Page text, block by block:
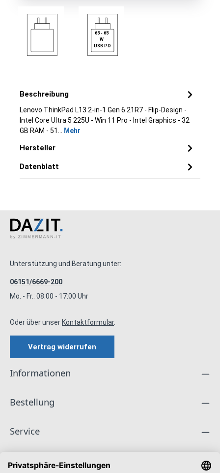
65 - 65
W
USB PD
Beschreibung
Lenovo ThinkPad L13 2-in-1 Gen 6 21R7 - Flip-Design -
Intel Core Ultra 5 225U - Win 11 Pro - Intel Graphics - 32
GB RAM - 51… Mehr
Hersteller
Datenblatt
Unterstützung und Beratung unter:
06151/6669-200
Mo. - Fr.: 08:00 - 17:00 Uhr
Oder über unser Kontaktformular.
Vertrag widerrufen
Informationen
Bestellung
Service
Unternehmen